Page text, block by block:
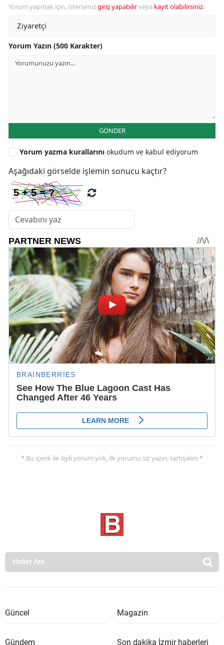
Yorum yapmak için, istersenizgiriş yapabilirveya kayıt olabilirsiniz.
Yorum Yazın (500 Karakter)
GÖNDER
Yorum yazma kurallarını okudum ve kabul ediyorum
Aşağıdaki görselde işlemin sonucu kaçtır?
* Bu içerik ile ilgili yorum yok, ilk yorumu siz yazın, tartışalım *
Güncel Magazin
Gündem Son dakika İzmir haberleri